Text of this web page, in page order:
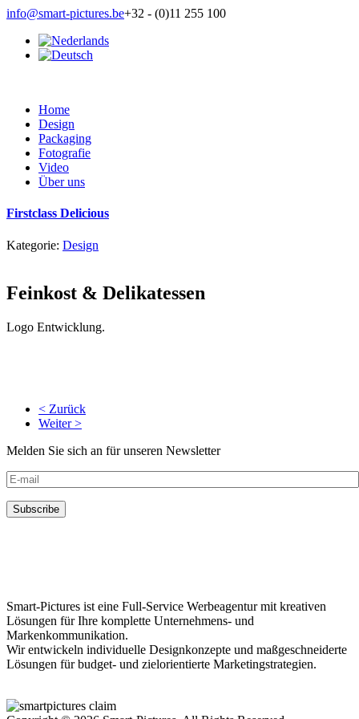
info@smart-pictures.be+32 - (0)11 255 100
Home
Design
Packaging
Fotografie
Video
Über uns
Firstclass Delicious
Kategorie: Design
Feinkost & Delikatessen
Logo Entwicklung.
< Zurück
Weiter >
Melden Sie sich an für unseren Newsletter
Smart-Pictures ist eine Full-Service Werbeagentur mit kreativen
Lösungen für Ihre komplette Unternehmens- und
Markenkommunikation.
Wir entwickeln individuelle Designkonzepte und maßgeschneiderte
Lösungen für budget- und zielorientierte Marketingstrategien.